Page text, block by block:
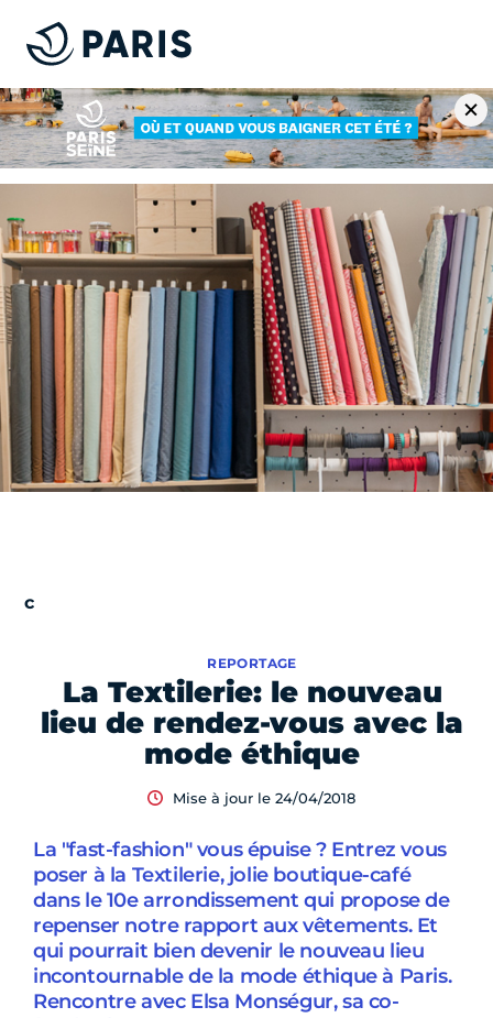
La Textilerie: le nouveau
lieu de rendez-vous avec la
mode éthique
REPORTAGE
Mise à jour le 24/04/2018
La "fast-fashion" vous épuise ? Entrez vous
poser à la Textilerie, jolie boutique-café
dans le 10e arrondissement qui propose de
repenser notre rapport aux vêtements. Et
qui pourrait bien devenir le nouveau lieu
incontournable de la mode éthique à Paris.
Rencontre avec Elsa Monségur, sa co-